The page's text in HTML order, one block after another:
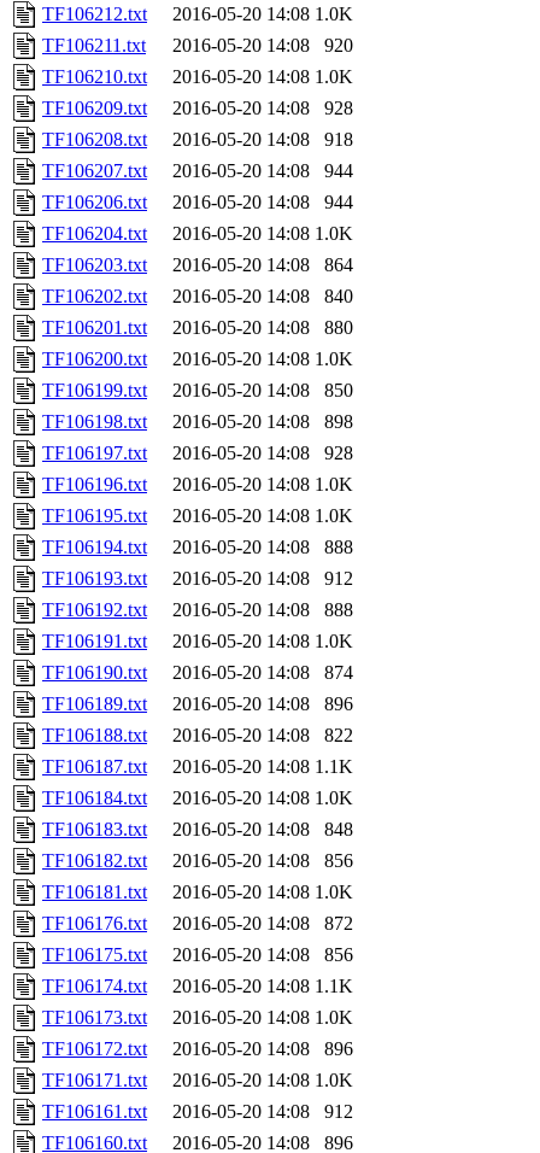
TF106212.txt
2016-05-20 14:08 1.0K
TF106211.txt
2016-05-20 14:08
920
TF106210.txt
2016-05-20 14:08 1.0K
TF106209.txt
2016-05-20 14:08
928
TF106208.txt
2016-05-20 14:08
918
TF106207.txt
2016-05-20 14:08
944
TF106206.txt
2016-05-20 14:08
944
TF106204.txt
2016-05-20 14:08 1.0K
TF106203.txt
2016-05-20 14:08
864
TF106202.txt
2016-05-20 14:08
840
TF106201.txt
2016-05-20 14:08
880
TF106200.txt
2016-05-20 14:08 1.0K
TF106199.txt
2016-05-20 14:08
850
TF106198.txt
2016-05-20 14:08
898
TF106197.txt
2016-05-20 14:08
928
TF106196.txt
2016-05-20 14:08 1.0K
TF106195.txt
2016-05-20 14:08 1.0K
TF106194.txt
2016-05-20 14:08
888
TF106193.txt
2016-05-20 14:08
912
TF106192.txt
2016-05-20 14:08
888
TF106191.txt
2016-05-20 14:08 1.0K
TF106190.txt
2016-05-20 14:08
874
TF106189.txt
2016-05-20 14:08
896
TF106188.txt
2016-05-20 14:08
822
TF106187.txt
2016-05-20 14:08 1.1K
TF106184.txt
2016-05-20 14:08 1.0K
TF106183.txt
2016-05-20 14:08
848
TF106182.txt
2016-05-20 14:08
856
TF106181.txt
2016-05-20 14:08 1.0K
TF106176.txt
2016-05-20 14:08
872
TF106175.txt
2016-05-20 14:08
856
TF106174.txt
2016-05-20 14:08 1.1K
TF106173.txt
2016-05-20 14:08 1.0K
TF106172.txt
2016-05-20 14:08
896
TF106171.txt
2016-05-20 14:08 1.0K
TF106161.txt
2016-05-20 14:08
912
TF106160.txt
2016-05-20 14:08
896